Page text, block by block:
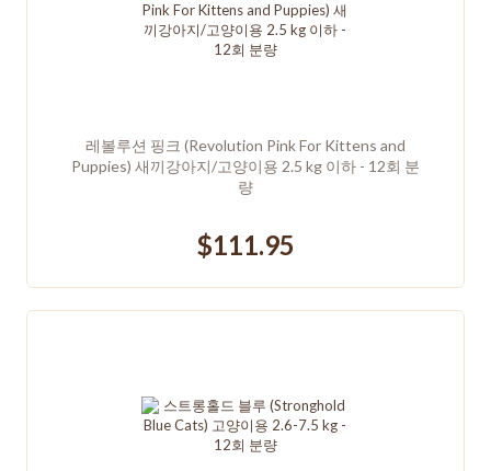
레볼루션 핑크 (Revolution Pink For Kittens and
Puppies) 새끼강아지/고양이용 2.5 kg 이하 - 12회 분
량
$111.95